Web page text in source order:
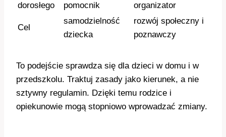
dorosłego
pomocnik
organizator
Cel
samodzielność
dziecka
rozwój społeczny i
poznawczy
To podejście sprawdza się dla dzieci w domu i w
przedszkolu. Traktuj zasady jako kierunek, a nie
sztywny regulamin. Dzięki temu rodzice i
opiekunowie mogą stopniowo wprowadzać zmiany.